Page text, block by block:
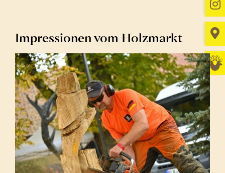
Impressionen vom Holzmarkt